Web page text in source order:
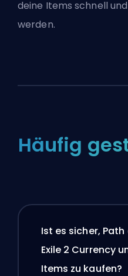
deine Items schnell
werden.
Häufig
Ist es sicher, Path
Exile 2 Currency
Items zu kaufen?